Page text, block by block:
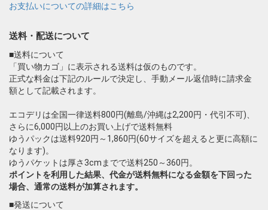
お支払いについての詳細はこちら
送料・配送について
■送料について
「買い物カゴ」に表示される送料は仮のものです。
正式な料金は下記のルールで決定し、手動メール返信時に請求金
額として記載されます。
エコデリは全国一律送料800円(離島/沖縄は2,200円・代引不可)、
さらに6,000円以上のお買い上げで送料無料
ゆうパックは送料920円～1,860円(60サイズを超えると更に高額に
なります)。
ゆうパケットは厚さ3cmまでで送料250～360円。
ポイントを利用した結果、代金が送料無料になる金額を下回った
場合、通常の送料が加算されます。
■発送について